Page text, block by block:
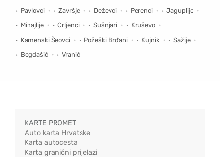
Pavlovci
Završje Deževci Perenci
Jaguplije
Mihajlije
Crljenci Šušnjari
Kruševo
Kamenski Šeovci
Požeški Brđani Kujnik
Sažije
Bogdašić
Vranić
KARTE PROMET
Auto karta Hrvatske
Karta autocesta
Karta granični prijelazi